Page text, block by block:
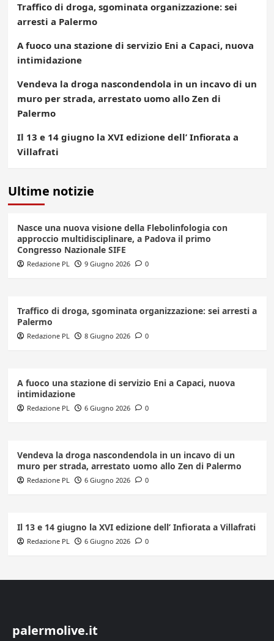
Traffico di droga, sgominata organizzazione: sei
arresti a Palermo
A fuoco una stazione di servizio Eni a Capaci, nuova
intimidazione
Vendeva la droga nascondendola in un incavo di un
muro per strada, arrestato uomo allo Zen di
Palermo
Il 13 e 14 giugno la XVI edizione dell’ Infiorata a
Villafrati
Ultime notizie
Nasce una nuova visione della Flebolinfologia con
approccio multidisciplinare, a Padova il primo
Congresso Nazionale SIFE
Redazione PL 9 Giugno 2026 0
Traffico di droga, sgominata organizzazione: sei arresti a
Palermo
Redazione PL 8 Giugno 2026 0
A fuoco una stazione di servizio Eni a Capaci, nuova
intimidazione
Redazione PL 6 Giugno 2026 0
Vendeva la droga nascondendola in un incavo di un
muro per strada, arrestato uomo allo Zen di Palermo
Redazione PL 6 Giugno 2026 0
Il 13 e 14 giugno la XVI edizione dell’ Infiorata a Villafrati
Redazione PL 6 Giugno 2026 0
palermolive.it